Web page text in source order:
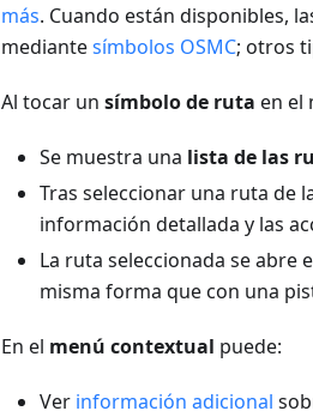
más. Cuando están disponibles,
mediantesímbolos OSMC; otros
Al tocar un símbolo de ruta en el
Se muestra una lista de las
Tras seleccionar una ruta de
información detallada y las
La ruta seleccionada se abre
misma forma que con una
En el menú contextual puede:
Ver información adicional